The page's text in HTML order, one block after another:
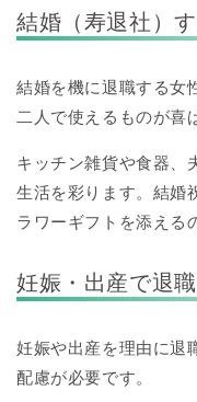
結婚（寿退社）
結婚を機に退職する女
二人で使えるものが喜
キッチン雑貨や食器、
生活を彩ります。結婚
ラワーギフトを添える
妊娠・出産で退
妊娠や出産を理由に退
配慮が必要です。